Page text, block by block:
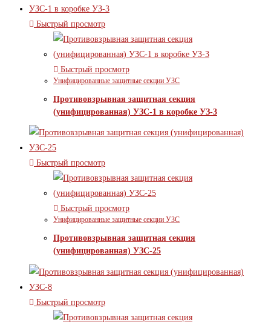
Быстрый просмотр
Быстрый просмотр
Унифицированные защитные секции УЗС
Противовзрывная защитная секция
(унифицированная) УЗС-1 в коробке УЗ-3
Быстрый просмотр
Быстрый просмотр
Унифицированные защитные секции УЗС
Противовзрывная защитная секция
(унифицированная) УЗС-25
Быстрый просмотр